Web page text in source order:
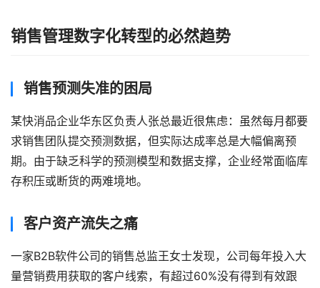
销售管理数字化转型的必然趋势
销售预测失准的困局
某快消品企业华东区负责人张总最近很焦虑：虽然每月都要
求销售团队提交预测数据，但实际达成率总是大幅偏离预
期。由于缺乏科学的预测模型和数据支撑，企业经常面临库
存积压或断货的两难境地。
客户资产流失之痛
一家B2B软件公司的销售总监王女士发现，公司每年投入大
量营销费用获取的客户线索，有超过60%没有得到有效跟